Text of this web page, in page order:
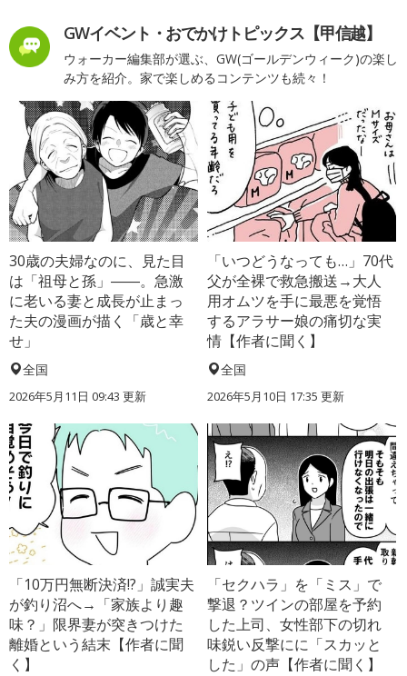
GWイベント・おでかけトピックス【甲信越】
ウォーカー編集部が選ぶ、GW(ゴールデンウィーク)の楽し
み方を紹介。家で楽しめるコンテンツも続々！
30歳の夫婦なのに、見た目
は「祖母と孫」――。急激
に老いる妻と成長が止まっ
た夫の漫画が描く「歳と幸
せ」
全国
2026年5月11日 09:43 更新
「いつどうなっても…」70代
父が全裸で救急搬送→大人
用オムツを手に最悪を覚悟
するアラサー娘の痛切な実
情【作者に聞く】
全国
2026年5月10日 17:35 更新
「10万円無断決済!?」誠実夫
が釣り沼へ→「家族より趣
味？」限界妻が突きつけた
離婚という結末【作者に聞
く】
「セクハラ」を「ミス」で
撃退？ツインの部屋を予約
した上司、女性部下の切れ
味鋭い反撃にに「スカッと
した」の声【作者に聞く】